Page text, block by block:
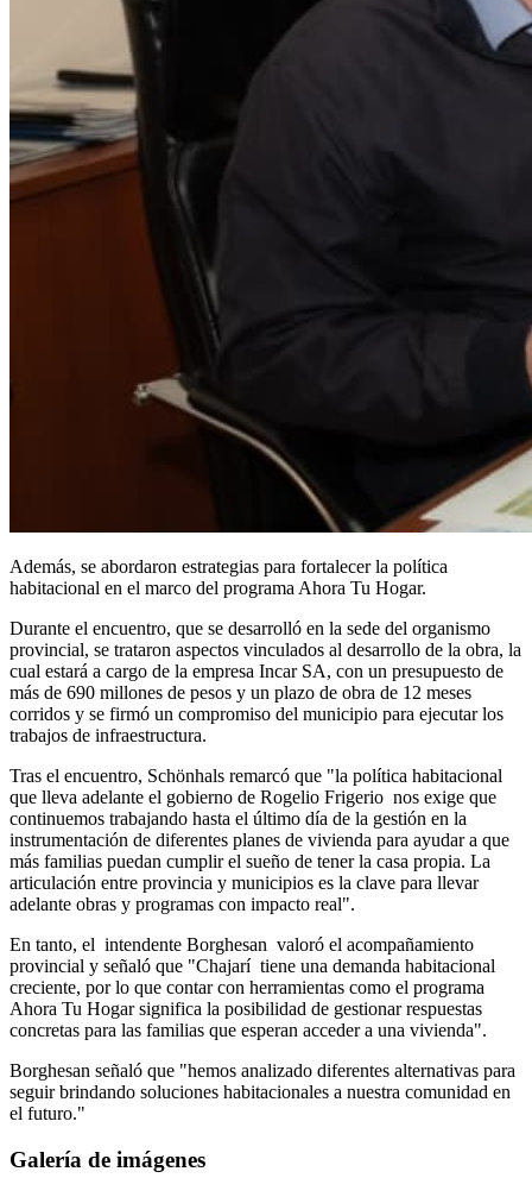
Además, se abordaron estrategias para fortalecer la política
habitacional en el marco del programa Ahora Tu Hogar.
Durante el encuentro, que se desarrolló en la sede del organismo
provincial, se trataron aspectos vinculados al desarrollo de la obra, la
cual estará a cargo de la empresa Incar SA, con un presupuesto de
más de 690 millones de pesos y un plazo de obra de 12 meses
corridos y se firmó un compromiso del municipio para ejecutar los
trabajos de infraestructura.
Tras el encuentro, Schönhals remarcó que "la política habitacional
que lleva adelante el gobierno de Rogelio Frigerio nos exige que
continuemos trabajando hasta el último día de la gestión en la
instrumentación de diferentes planes de vivienda para ayudar a que
más familias puedan cumplir el sueño de tener la casa propia. La
articulación entre provincia y municipios es la clave para llevar
adelante obras y programas con impacto real".
En tanto, el intendente Borghesan valoró el acompañamiento
provincial y señaló que "Chajarí tiene una demanda habitacional
creciente, por lo que contar con herramientas como el programa
Ahora Tu Hogar significa la posibilidad de gestionar respuestas
concretas para las familias que esperan acceder a una vivienda".
Borghesan señaló que "hemos analizado diferentes alternativas para
seguir brindando soluciones habitacionales a nuestra comunidad en
el futuro."
Galería de imágenes